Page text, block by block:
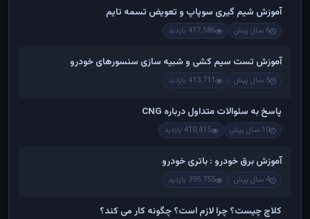
آموزش شیم گیری سوپاپ و تعویض تسمه تایم
6 سال پیش 417,586 بازدید
آموزش تست سیم کشی و شبیه سازی سنسورهای خودرو
5 سال پیش 413,711 بازدید
پاسخ به سئوالات متداول درباره CNG
10 سال پیش 410,415 بازدید
آموزش برق خودرو : باتری خودرو
4 سال پیش 395,755 بازدید
کلاچ چیست؟ چرا لازم است؟ چگونه کار می کند؟